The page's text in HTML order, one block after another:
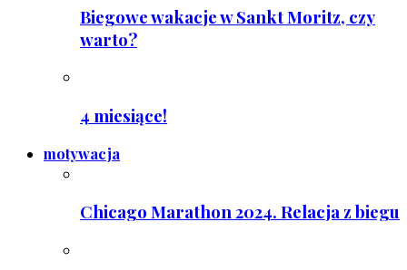
Biegowe wakacje w Sankt Moritz, czy
warto?
4 miesiące!
motywacja
Chicago Marathon 2024. Relacja z biegu